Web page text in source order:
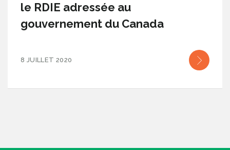
le RDIE adressée au
gouvernement du Canada
8 JUILLET 2020